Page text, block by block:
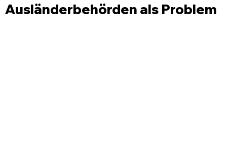
Ausländerbehörden als Problem